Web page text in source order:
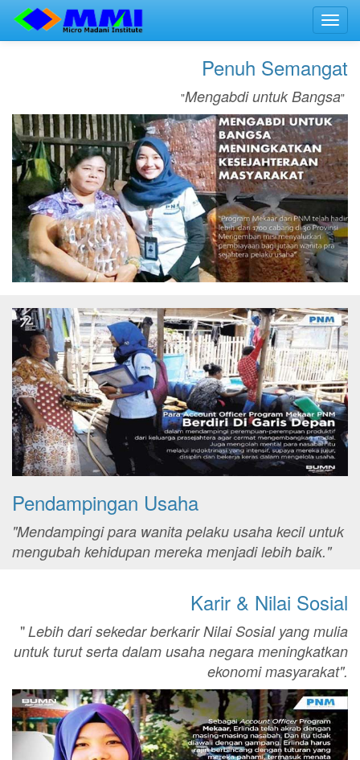
Penuh Semangat
"Mengabdi untuk Bangsa"
Pendampingan Usaha
"Mendampingi para wanita pelaku usaha kecil untuk
mengubah kehidupan mereka menjadi lebih baik."
Karir & Nilai Sosial
"Lebih dari sekedar berkarir Nilai Sosial yang mulia
untuk turut serta dalam usaha negara meningkatkan
ekonomi masyarakat".